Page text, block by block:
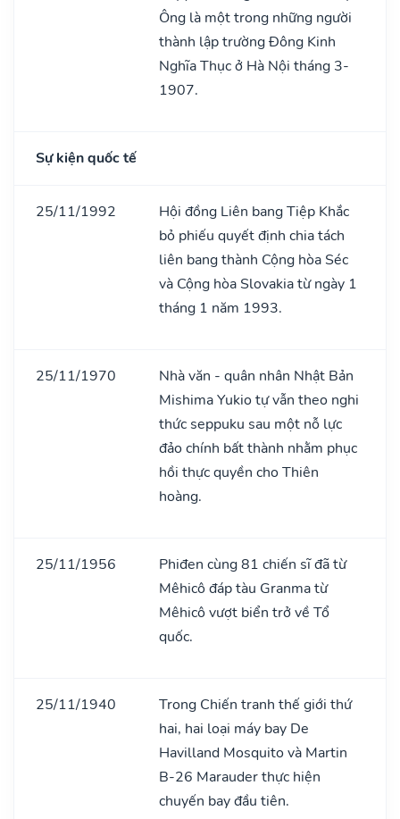
Ông là một trong những người
thành lập trường Đông Kinh
Nghĩa Thục ở Hà Nội tháng 3-
1907.
Sự kiện quốc tế
25/11/1992
Hội đồng Liên bang Tiệp Khắc
bỏ phiếu quyết định chia tách
liên bang thành Cộng hòa Séc
và Cộng hòa Slovakia từ ngày 1
tháng 1 năm 1993.
25/11/1970
Nhà văn - quân nhân Nhật Bản
Mishima Yukio tự vẫn theo nghi
thức seppuku sau một nỗ lực
đảo chính bất thành nhằm phục
hồi thực quyền cho Thiên
hoàng.
25/11/1956
Phiđen cùng 81 chiến sĩ đã từ
Mêhicô đáp tàu Granma từ
Mêhicô vượt biển trở về Tổ
quốc.
25/11/1940
Trong Chiến tranh thế giới thứ
hai, hai loại máy bay De
Havilland Mosquito và Martin
B-26 Marauder thực hiện
chuyến bay đầu tiên.